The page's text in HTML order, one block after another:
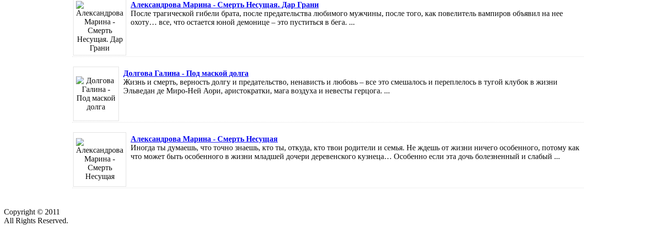
Александрова Марина - Смерть Несущая. Дар Грани
После трагической гибели брата, после предательства любимого мужчины, после того, как повелитель вампиров объявил на нее
охоту… все, что остается юной демонице – это пуститься в бега. ...
Долгова Галина - Под маской долга
Жизнь и смерть, верность долгу и предательство, ненависть и любовь – все это смешалось и переплелось в тугой клубок в жизни
Эльведан де Миро-Ней Аори, аристократки, мага воздуха и невесты герцога. ...
Александрова Марина - Смерть Несущая
Иногда ты думаешь, что точно знаешь, кто ты, откуда, кто твои родители и семья. Не ждешь от жизни ничего особенного, потому как
что может быть особенного в жизни младшей дочери деревенского кузнеца… Особенно если эта дочь болезненный и слабый ...
Copyright © 2011
All Rights Reserved.